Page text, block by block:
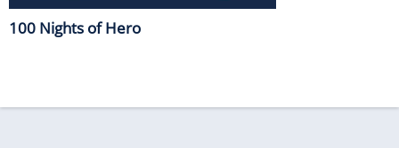
100 Nights of Hero